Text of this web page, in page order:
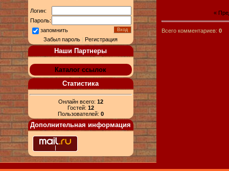
Логин:
Пароль:
запомнить
Забыл пароль |Регистрация
Наши Партнеры
Каталог ссылок
Статистика
Онлайн всего: 12
Гостей: 12
Пользователей: 0
Дополнительная информация
«
Всего комментариев: 0